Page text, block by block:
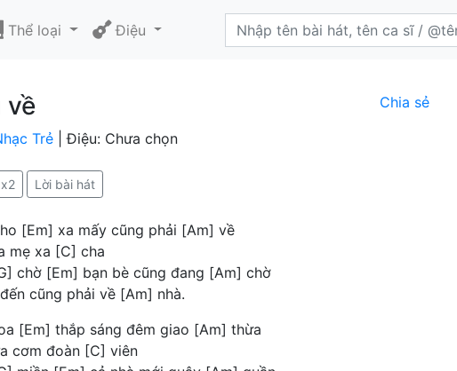
Thể loại Điệu
về Chia sẻ
Trẻ | Điệu: Chưa chọn
x2 Lời bài hát
[Em] xa mấy cũng phải [Am] về
mẹ xa [C] cha
chờ [Em] bạn bè cũng đang [Am] chờ
cũng phải về [Am] nhà.
[Em] thắp sáng đêm giao [Am] thừa
cơm đoàn [C] viên